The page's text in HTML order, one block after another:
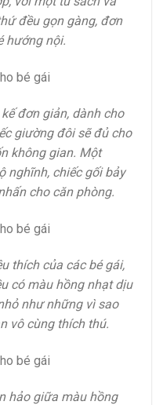
đều gọn gàng, đơn
hướng nội.
đơn giản, dành cho
giường đôi sẽ đủ cho
không gian. Một
nghĩnh, chiếc gối bảy
cho căn phòng.
thích của các bé gái,
có màu hồng nhạt dịu
như những vì sao
vô cùng thích thú.
hảo giữa màu hồng